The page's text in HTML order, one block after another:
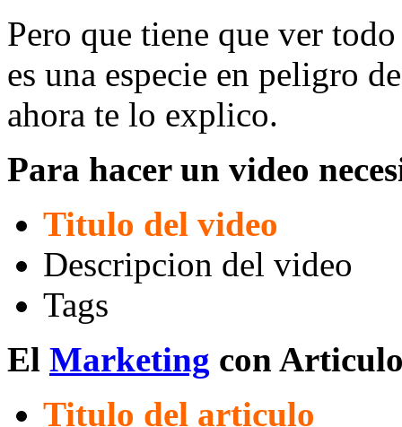
Pero que tiene que ver
es una especie en peligro
ahora te lo explico.
Para hacer un video
Titulo del video
Descripcion del video
Tags
El Marketing con
Titulo del articulo